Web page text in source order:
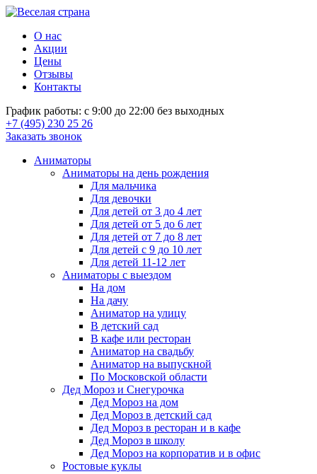
О нас
Акции
Цены
Отзывы
Контакты
График работы: с 9:00 до 22:00 без выходных
+7 (495) 230 25 26
Заказать звонок
Аниматоры
Аниматоры на день рождения
Для мальчика
Для девочки
Для детей от 3 до 4 лет
Для детей от 5 до 6 лет
Для детей от 7 до 8 лет
Для детей с 9 до 10 лет
Для детей 11-12 лет
Аниматоры с выездом
На дом
На дачу
Аниматор на улицу
В детский сад
В кафе или ресторан
Аниматор на свадьбу
Аниматор на выпускной
По Московской области
Дед Мороз и Снегурочка
Дед Мороз на дом
Дед Мороз в детский сад
Дед Мороз в ресторан и в кафе
Дед Мороз в школу
Дед Мороз на корпоратив и в офис
Ростовые куклы